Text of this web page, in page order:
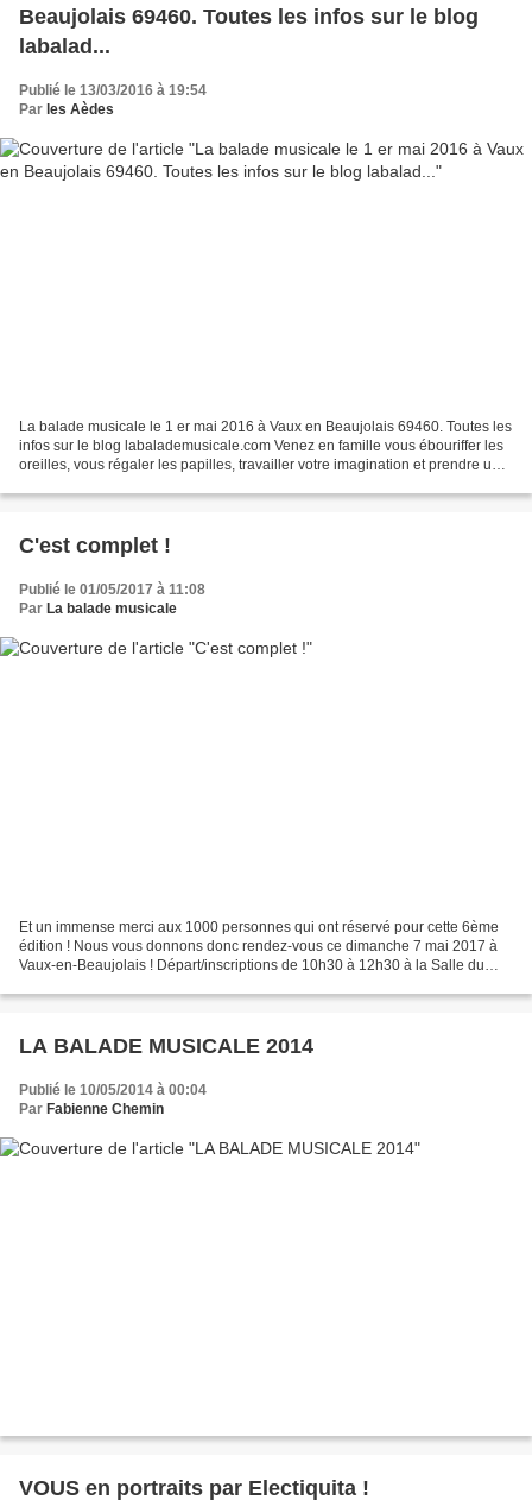
Beaujolais 69460. Toutes les infos sur le blog
labalad...
Publié le 13/03/2016 à 19:54
Par les Aèdes
La balade musicale le 1 er mai 2016 à Vaux en Beaujolais 69460. Toutes les
infos sur le blog labalademusicale.com Venez en famille vous ébouriffer les
oreilles, vous régaler les papilles, travailler votre imagination et prendre un
C'est complet !
Publié le 01/05/2017 à 11:08
Par La balade musicale
Et un immense merci aux 1000 personnes qui ont réservé pour cette 6ème
édition ! Nous vous donnons donc rendez-vous ce dimanche 7 mai 2017 à
Vaux-en-Beaujolais ! Départ/inscriptions de 10h30 à 12h30 à la Salle du
LA BALADE MUSICALE 2014
Publié le 10/05/2014 à 00:04
Par Fabienne Chemin
VOUS en portraits par Electiquita !